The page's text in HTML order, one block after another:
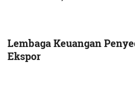
Lembaga Keuangan
Ekspor